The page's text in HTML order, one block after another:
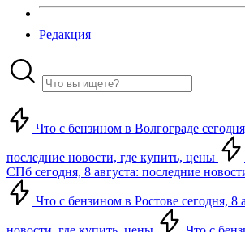
Редакция
Что с бензином в Волгограде
последние новости, где купить, цены
СПб сегодня, 8 августа: последние
Что с бензином в Ростове сегодня, 8